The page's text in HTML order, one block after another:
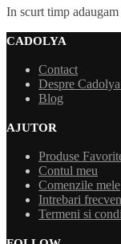
In scurt timp
CADOLYA
Contact
Despre
Blog
AJUTOR
Produse
Contul meu
Comenzile mele
Intrebari
Termeni si